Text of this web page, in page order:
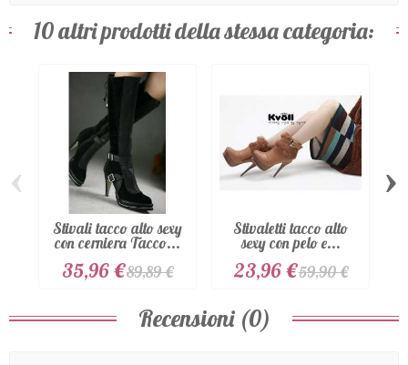
10 altri prodotti della stessa categoria:
Stivali tacco alto sexy
con cerniera Tacco...
35,96 €89,89 €
Stivaletti tacco alto
sexy con pelo e...
23,96 €59,90 €
‹ ›
Recensioni (0)